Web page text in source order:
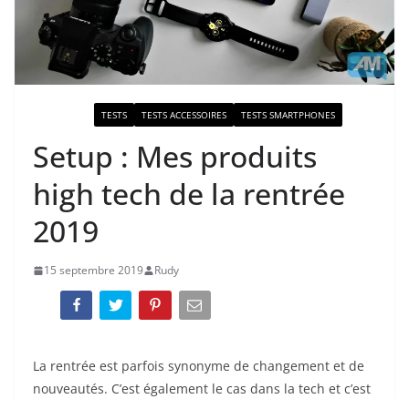
TESTS TESTS ACCESSOIRES TESTS SMARTPHONES
Setup : Mes produits
high tech de la rentrée
2019
15 septembre 2019 Rudy
La rentrée est parfois synonyme de changement et de
nouveautés. C’est également le cas dans la tech et c’est